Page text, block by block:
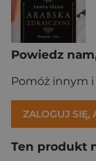
Powiedz
Pomóż innym
ZALOGUJ SIĘ,
Ten produkt